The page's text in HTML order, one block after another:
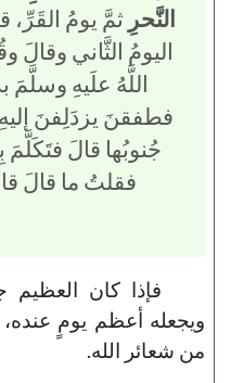
النَّحرِ ثمَّ يومُ
اليومُ الثَّاني
اللَّهُ علَيهِ
فطفقنَ يزدَلِفنَ إليهِ
جُنوبُها قالَ فتَكَلَّمَ
فقلتُ ما قالَ
فإذا كان العظيم
ويجعله أعظم يومٍ
من شعائر الله.